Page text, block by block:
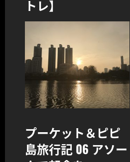
トレ】
プーケット＆ピピ
島旅行記 06 アソー